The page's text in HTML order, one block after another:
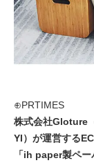
⊕PRTIMES
株式会社Gloture
YI）が運営する
「ih paper製ペ